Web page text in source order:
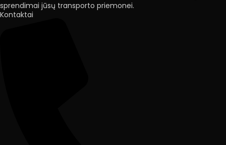
sprendimai jūsų transporto priemonei.
Kontaktai